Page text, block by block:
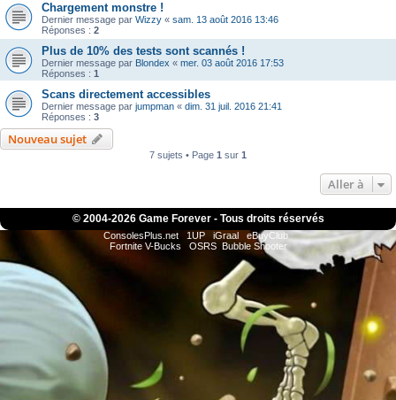
Chargement monstre !
Dernier message par Wizzy « sam. 13 août 2016 13:46
Réponses : 2
Plus de 10% des tests sont scannés !
Dernier message par Blondex « mer. 03 août 2016 17:53
Réponses : 1
Scans directement accessibles
Dernier message par jumpman « dim. 31 juil. 2016 21:41
Réponses : 3
Nouveau sujet
7 sujets • Page 1 sur 1
Aller à
© 2004-2026 Game Forever - Tous droits réservés
ConsolesPlus.net 1UP iGraal
eBuyClub
Fortnite V-Bucks
OSRS Bubble Shooter